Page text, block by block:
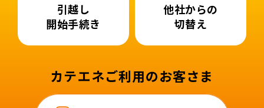
引越し
開始手続き
他社からの
切替え
カテエネご利用のお客さま